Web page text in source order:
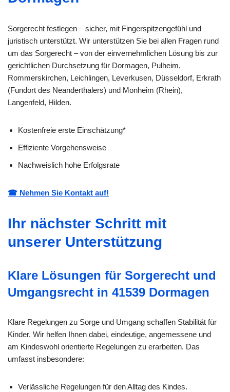
Sorgerecht festlegen – sicher, mit Fingerspitzengefühl und
juristisch unterstützt. Wir unterstützen Sie bei allen Fragen rund
um das Sorgerecht – von der einvernehmlichen Lösung bis zur
gerichtlichen Durchsetzung für Dormagen, Pulheim,
Rommerskirchen, Leichlingen, Leverkusen, Düsseldorf, Erkrath
(Fundort des Neanderthalers) und Monheim (Rhein),
Langenfeld, Hilden.
Kostenfreie erste Einschätzung*
Effiziente Vorgehensweise
Nachweislich hohe Erfolgsrate
☎ Nehmen Sie Kontakt auf!
Ihr nächster Schritt mit
unserer Unterstützung
Klare Lösungen für Sorgerecht und
Umgangsrecht in 41539 Dormagen
Klare Regelungen zu Sorge und Umgang schaffen Stabilität für
Kinder. Wir helfen Ihnen dabei, eindeutige, angemessene und
am Kindeswohl orientierte Regelungen zu erarbeiten. Das
umfasst insbesondere:
Verlässliche Regelungen für den Alltag des Kindes.